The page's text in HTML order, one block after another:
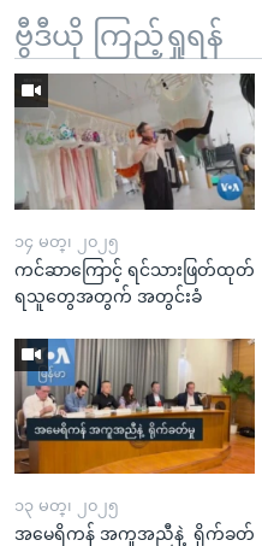
ဗွီဒီယို ကြည့်ရှုရန်
၁၄ မတ္၊ ၂၀၂၅
ကင်ဆာကြောင့် ရင်သားဖြတ်ထုတ်
ရသူတွေအတွက် အတွင်းခံ
၁၃ မတ္၊ ၂၀၂၅
အမေရိကန် အကူအညီနဲ့ ရိုက်ခတ်